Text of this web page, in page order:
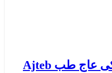
جرمگیر دندانپزشکی عاج طب Ajteb